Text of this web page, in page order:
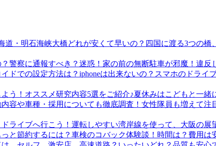
四国に渡る3つの橋
迷惑！家の前の無断駐車が邪魔！違反
スマホのドライ
夏休みはこどもと一緒
女性隊員も増えて注
運転しやすい湾岸線を使って、大阪の展
車検のコバック体験談！時間は？費用は